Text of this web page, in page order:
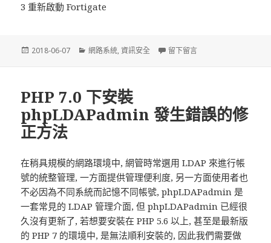
3 重新啟動 Fortigate
發
2018-06-07
分
網路系統,資訊安全 留下留言
PHP 7.0 下安裝
phpLDAPadmin 發生錯誤的修
正方法
在稍具規模的網路環境中, 網管時常選用 LDAP 來進行帳
號的統整管理, 一方面提供管理便利度, 另一方面使用者也
不必因為不同系統而記憶不同帳號, phpLDAPadmin 是
一套常見的 LDAP 管理介面, 但 phpLDAPadmin 已經很
久沒有更新了, 若想要安裝在 PHP 5.6 以上, 甚至是最新版
的 PHP 7 的環境中, 是無法順利安裝的, 因此我們需要做